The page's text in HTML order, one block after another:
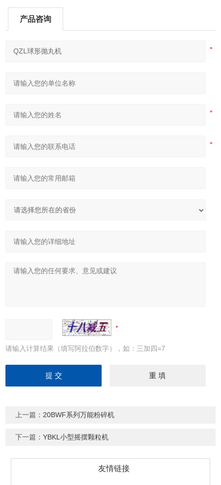
产品咨询
请输入计算结果（填写阿拉伯数字），如：三加四=7
上一篇： 20BWF系列万能粉碎机
下一篇：YBKL小型摇摆颗粒机
友情链接